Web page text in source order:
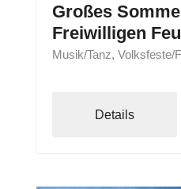
Großes
Freiwilligen
Musik/Tanz, Volksfeste/
Details